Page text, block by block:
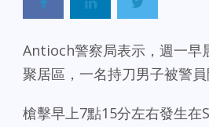
Antioch警察局表示，週一早
聚居區，一名持刀男子被警員
槍擊早上7點15分左右發生